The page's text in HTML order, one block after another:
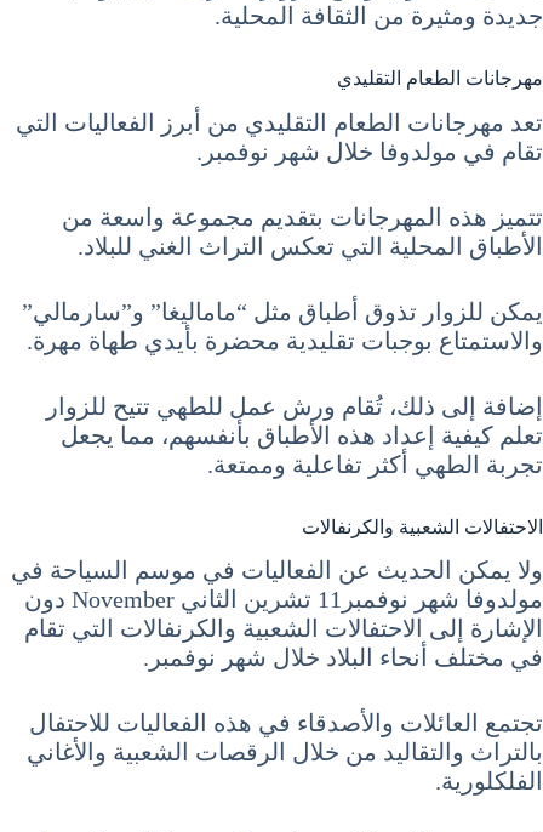
جديدة ومثيرة من الثقافة المحلية.
مهرجانات الطعام التقليدي
تعد مهرجانات الطعام التقليدي من أبرز الفعاليات التي
تقام في مولدوفا خلال شهر نوفمبر.
تتميز هذه المهرجانات بتقديم مجموعة واسعة من
الأطباق المحلية التي تعكس التراث الغني للبلاد.
يمكن للزوار تذوق أطباق مثل “ماماليغا” و”سارمالي”
والاستمتاع بوجبات تقليدية محضرة بأيدي طهاة مهرة.
إضافة إلى ذلك، تُقام ورش عمل للطهي تتيح للزوار
تعلم كيفية إعداد هذه الأطباق بأنفسهم، مما يجعل
تجربة الطهي أكثر تفاعلية وممتعة.
الاحتفالات الشعبية والكرنفالات
ولا يمكن الحديث عن الفعاليات في موسم السياحة في
مولدوفا شهر نوفمبر11 تشرين الثاني November دون
الإشارة إلى الاحتفالات الشعبية والكرنفالات التي تقام
في مختلف أنحاء البلاد خلال شهر نوفمبر.
تجتمع العائلات والأصدقاء في هذه الفعاليات للاحتفال
بالتراث والتقاليد من خلال الرقصات الشعبية والأغاني
الفلكلورية.